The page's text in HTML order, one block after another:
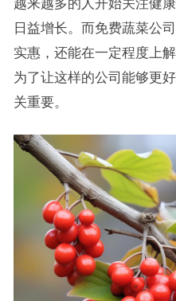
越来越多的人开始关注健
日益增长。而免费蔬菜公
实惠，还能在一定程度上
为了让这样的公司能够更
关重要。